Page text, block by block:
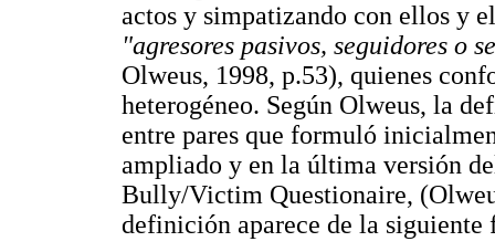
actos y simpatizando con ellos y
"agresores pasivos, seguidores o
Olweus, 1998, p.53), quienes
heterogéneo. Según Olweus, la
entre pares que formuló
ampliado y en la última versión
Bully/Victim Questionaire,
definición aparece de la siguiente